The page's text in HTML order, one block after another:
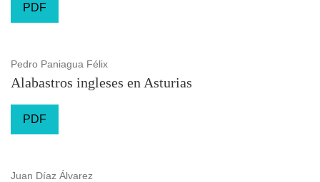
PDF
Pedro Paniagua Félix
Alabastros ingleses en Asturias
PDF
Juan Díaz Álvarez